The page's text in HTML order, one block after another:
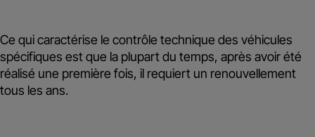
Ce qui caractérise le contrôle technique des véhicules
spécifiques est que la plupart du temps, après avoir été
réalisé une première fois, il requiert un renouvellement
tous les ans.